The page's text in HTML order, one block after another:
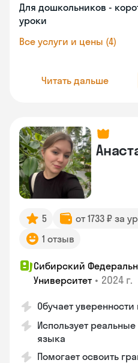
Для дошкольников -
уроки
Все услуги и цены (4)
Читать дальше
5 от 1733 ₽ за
1 отзыв
Сибирский
Университет • 2024 г.
Обучает
Использует
языка
Помогает освоить